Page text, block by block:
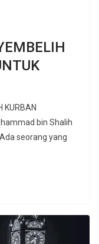
KURBAN
bin Shalih
seorang yang